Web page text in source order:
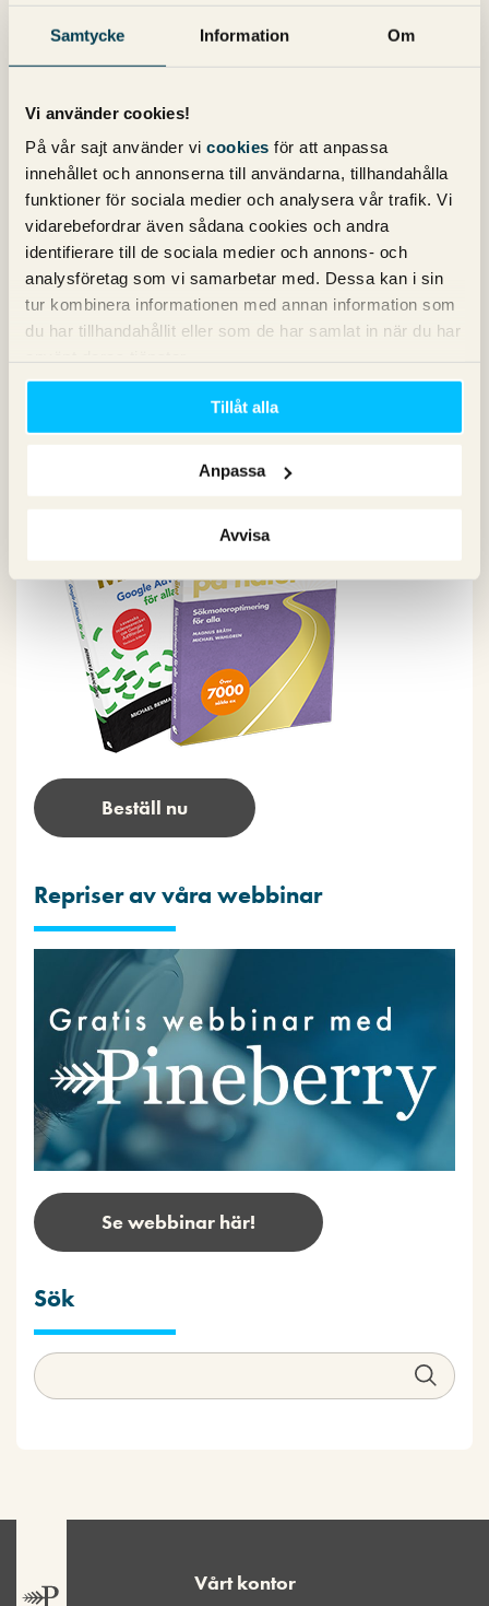
Samtycke Information Om
Vi använder cookies!
På vår sajt använder vi cookies för att anpassa
innehållet och annonserna till användarna, tillhandahålla
funktioner för sociala medier och analysera vår trafik. Vi
vidarebefordrar även sådana cookies och andra
identifierare till de sociala medier och annons- och
analysföretag som vi samarbetar med. Dessa kan i sin
tur kombinera informationen med annan information som
du har tillhandahållit eller som de har samlat in när du har
Tillåt alla
Anpassa
Avvisa
Kategorier
Copy
Konvertering
Marknadsföring
Nyheter om Pineberry
SEO
SEM
Sociala medier
Sökpodden
Webbanalys
Våra böcker om SEO och Google Ads
Beställ nu
Repriser av våra webbinar
Se webbinar här!
Sök
Vårt kontor